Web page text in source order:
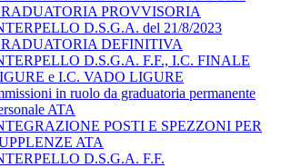
PROVVISORIA
D.S.G.A. del 21/8/2023
DEFINITIVA
D.S.G.A. F.F., I.C. FINALE
e I.C. VADO LIGURE
in ruolo da graduatoria permanente
ATA
POSTI E SPEZZONI PER
ATA
D.S.G.A. F.F.